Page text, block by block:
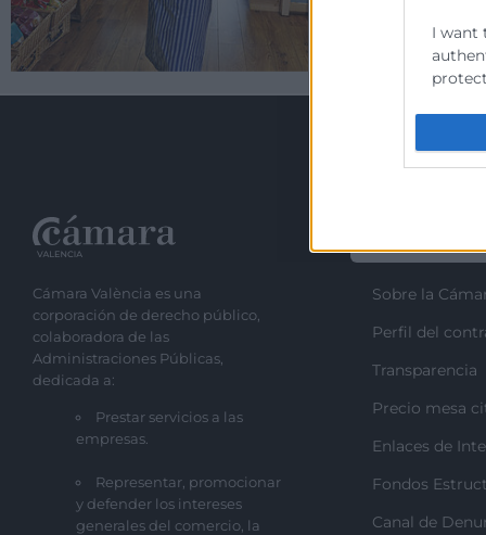
I want
Cámara València es una
corporación de derecho público,
colaboradora de las
Administraciones Públicas,
dedicada a:
Prestar servicios a las
empresas.
Representar, promocionar
y defender los intereses
generales del comercio, la
Sobre la
Perfil del
Transparencia
Precio mesa
Enlaces de
Fondos
Canal de